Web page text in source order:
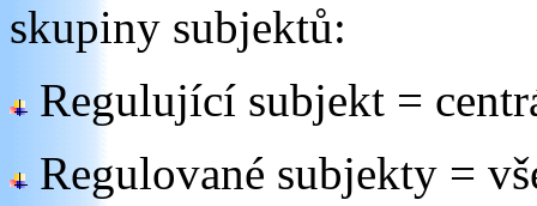
skupiny subjektů:
Regulující subjekt =
Regulované subjekty =